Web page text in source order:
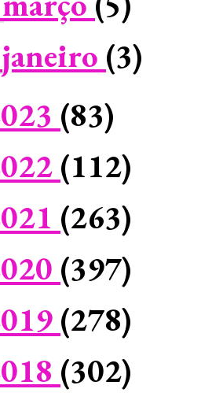
janeiro (3)
(83)
(112)
(263)
(397)
(278)
(302)